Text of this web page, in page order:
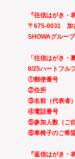
『往信はがき・
〒675-0031 加
SHOWAグルー
「往信はがき・
8/25ハートフル
①郵便番号
②住所
③名前（代表者）
④電話番号
⑤参加人数（ご自
⑥車椅子のご希
『返信はがき・